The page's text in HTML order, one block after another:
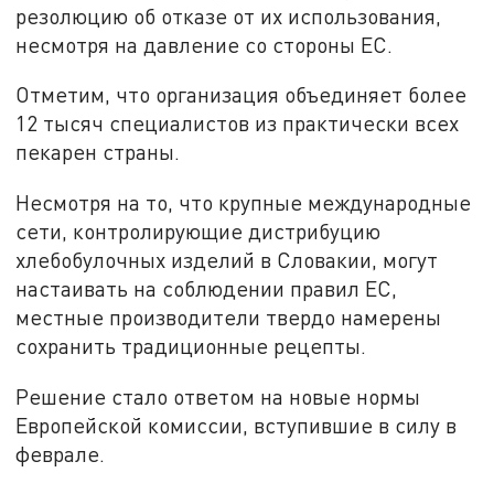
резолюцию об отказе от их использования,
несмотря на давление со стороны ЕС.
Отметим, что организация объединяет более
12 тысяч специалистов из практически всех
пекарен страны.
Несмотря на то, что крупные международные
сети, контролирующие дистрибуцию
хлебобулочных изделий в Словакии, могут
настаивать на соблюдении правил ЕС,
местные производители твердо намерены
сохранить традиционные рецепты.
Решение стало ответом на новые нормы
Европейской комиссии, вступившие в силу в
феврале.